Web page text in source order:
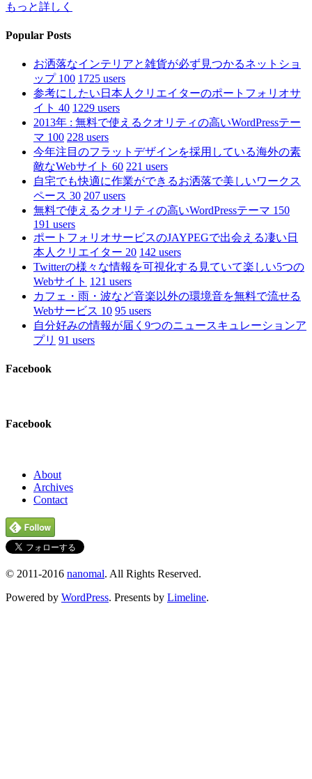
もっと詳しく
Popular Posts
お洒落なインテリアと雑貨が必ず見つかるネットショ
ップ 100 1725 users
参考にしたい日本人クリエイターのポートフォリオサ
イト 40 1229 users
2013年 : 無料で使えるクオリティの高いWordPressテー
マ 100 228 users
今年注目のフラットデザインを採用している海外の素
敵なWebサイト 60 221 users
自宅でも快適に作業ができるお洒落で美しいワークス
ペース 30 207 users
無料で使えるクオリティの高いWordPressテーマ 150
191 users
ポートフォリオサービスのJAYPEGで出会える凄い日
本人クリエイター 20 142 users
Twitterの様々な情報を可視化する見ていて楽しい5つの
Webサイト 121 users
カフェ・雨・波など音楽以外の環境音を無料で流せる
Webサービス 10 95 users
自分好みの情報が届く9つのニュースキュレーションア
プリ 91 users
Facebook
Facebook
About
Archives
Contact
© 2011-2016 nanomal. All Rights Reserved.
Powered by WordPress. Presents by Limeline.